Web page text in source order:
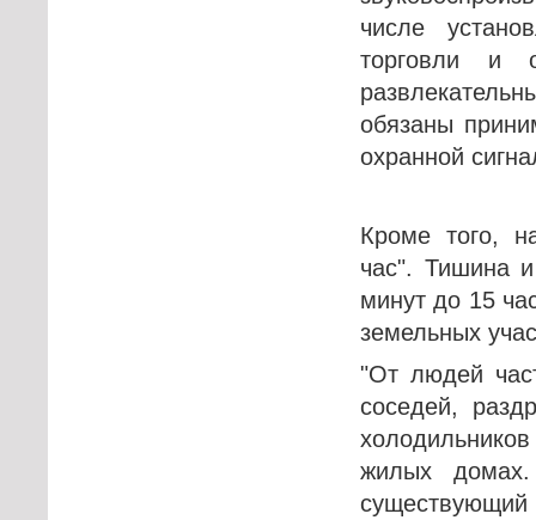
числе
торговли и
обязаны
охранной
Кроме того,
час". Тишина
минут до 15
земельных
"От людей
соседей,
жилых домах.